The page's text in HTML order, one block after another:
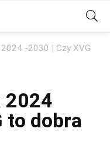
-2030 | Czy XVG
2024
to dobra